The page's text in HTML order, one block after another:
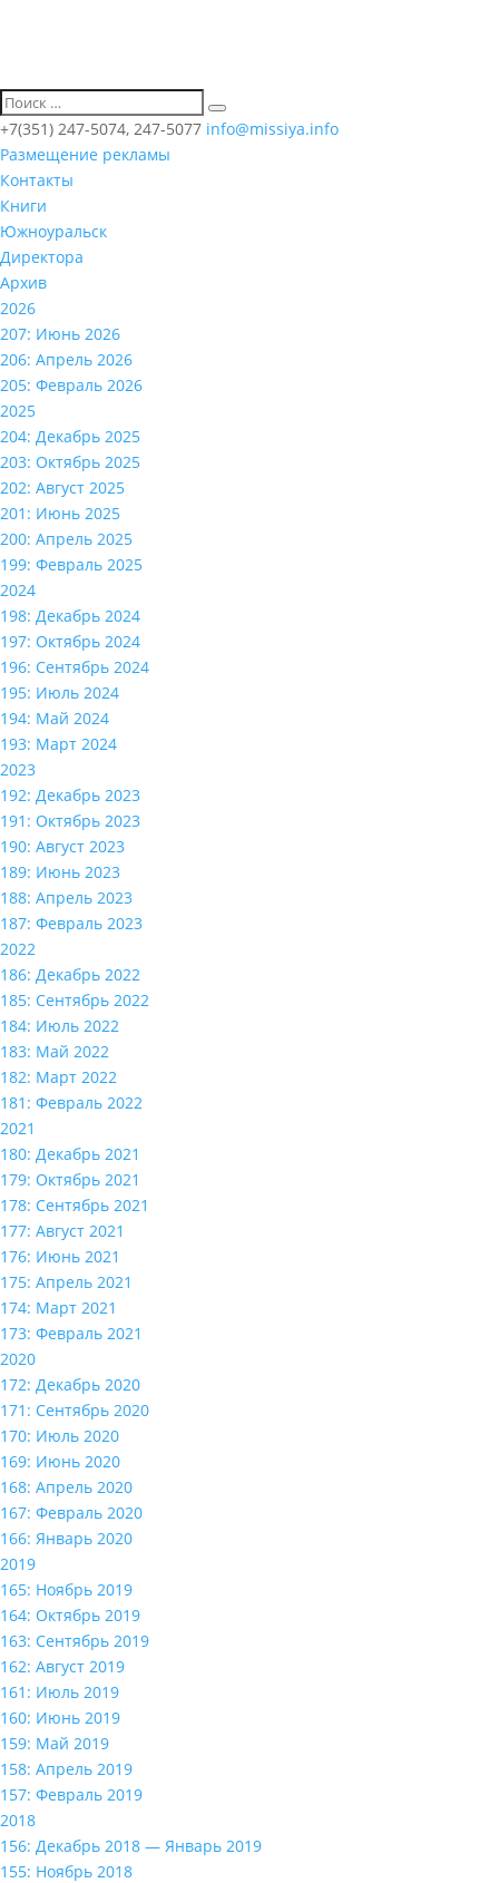
+7(351) 247-5074, 247-5077 info@missiya.info
Размещение рекламы
Контакты
Книги
Южноуральск
Директора
Архив
2026
207: Июнь 2026
206: Апрель 2026
205: Февраль 2026
2025
204: Декабрь 2025
203: Октябрь 2025
202: Август 2025
201: Июнь 2025
200: Апрель 2025
199: Февраль 2025
2024
198: Декабрь 2024
197: Октябрь 2024
196: Сентябрь 2024
195: Июль 2024
194: Май 2024
193: Март 2024
2023
192: Декабрь 2023
191: Октябрь 2023
190: Август 2023
189: Июнь 2023
188: Апрель 2023
187: Февраль 2023
2022
186: Декабрь 2022
185: Сентябрь 2022
184: Июль 2022
183: Май 2022
182: Март 2022
181: Февраль 2022
2021
180: Декабрь 2021
179: Октябрь 2021
178: Сентябрь 2021
177: Август 2021
176: Июнь 2021
175: Апрель 2021
174: Март 2021
173: Февраль 2021
2020
172: Декабрь 2020
171: Сентябрь 2020
170: Июль 2020
169: Июнь 2020
168: Апрель 2020
167: Февраль 2020
166: Январь 2020
2019
165: Ноябрь 2019
164: Октябрь 2019
163: Сентябрь 2019
162: Август 2019
161: Июль 2019
160: Июнь 2019
159: Май 2019
158: Апрель 2019
157: Февраль 2019
2018
156: Декабрь 2018 — Январь 2019
155: Ноябрь 2018